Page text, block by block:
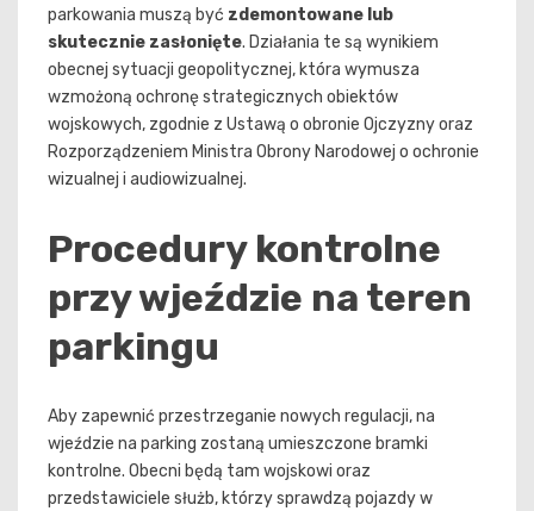
parkowania muszą być zdemontowane lub
skutecznie zasłonięte. Działania te są wynikiem
obecnej sytuacji geopolitycznej, która wymusza
wzmożoną ochronę strategicznych obiektów
wojskowych, zgodnie z Ustawą o obronie Ojczyzny oraz
Rozporządzeniem Ministra Obrony Narodowej o ochronie
wizualnej i audiowizualnej.
Procedury kontrolne
przy wjeździe na teren
parkingu
Aby zapewnić przestrzeganie nowych regulacji, na
wjeździe na parking zostaną umieszczone bramki
kontrolne. Obecni będą tam wojskowi oraz
przedstawiciele służb, którzy sprawdzą pojazdy w